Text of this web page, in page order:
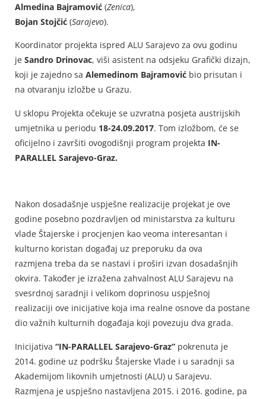
Almedina Bajramović (Zenica),
Bojan Stojčić (Sarajevo).
Koordinator projekta ispred ALU Sarajevo za ovu godinu
je Sandro Drinovac, viši asistent na odsjeku Grafički dizajn,
koji je zajedno sa Alemedinom Bajramović bio prisutan i
na otvaranju izložbe u Grazu.
U sklopu Projekta očekuje se uzvratna posjeta austrijskih
umjetnika u periodu 18-24.09.2017. Tom izložbom, će se
oficijelno i završiti ovogodišnji program projekta IN-
PARALLEL Sarajevo-Graz.
Nakon dosadašnje uspješne realizacije projekat je ove
godine posebno pozdravljen od ministarstva za kulturu
vlade Štajerske i procjenjen kao veoma interesantan i
kulturno koristan događaj uz preporuku da ova
razmjena treba da se nastavi i proširi izvan dosadašnjih
okvira. Također je izražena zahvalnost ALU Sarajevu na
svesrdnoj saradnji i velikom doprinosu uspješnoj
realizaciji ove inicijative koja ima realne osnove da postane
dio važnih kulturnih događaja koji povezuju dva grada.
Inicijativa “IN-PARALLEL Sarajevo-Graz” pokrenuta je
2014. godine uz podršku Štajerske Vlade i u saradnji sa
Akademijom likovnih umjetnosti (ALU) u Sarajevu.
Razmjena je uspješno nastavljena 2015. i 2016. godine, pa